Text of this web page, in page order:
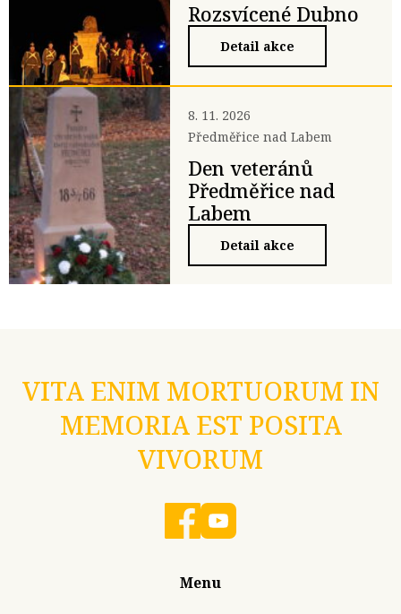
Rozsvícené Dubno
Detail akce
8. 11. 2026
Předměřice nad Labem
Den veteránů
Předměřice nad
Labem
Detail akce
VITA ENIM MORTUORUM IN
MEMORIA EST POSITA
VIVORUM
Menu